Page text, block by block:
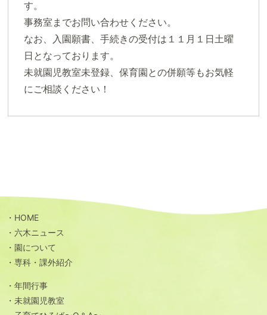
す。
事務室までお問い合わせください。
なお、入園願書、手続きの受付は１１月１日土曜
日となっております。
未就園児教室未登録、保育園との併願等もお気軽
にご相談ください！
HOME
六木ニュース
園について
専科・課外紹介
年間行事
未就園児教室